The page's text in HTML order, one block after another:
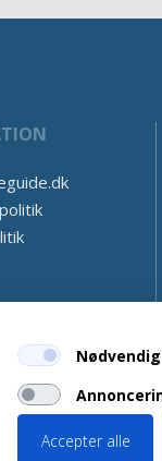
Nødvendig
Accepter alle